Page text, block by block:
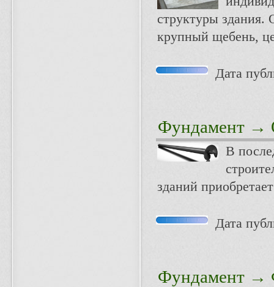
структуры здания.
крупный щебень,
Дата
Фундамент →
В
зданий
Дата
Фундамент →